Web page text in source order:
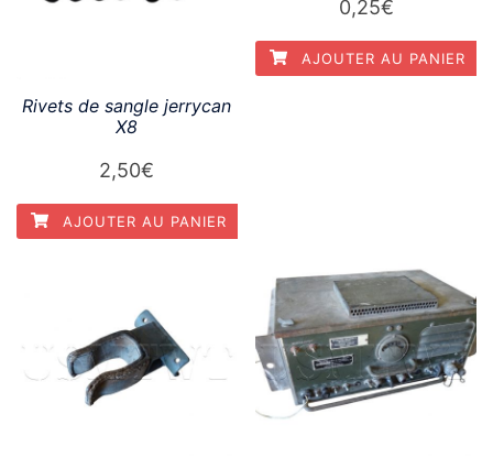
Rivets de sangle jerrycan
X8
2,50€
AJOUTER AU PANIER
0,25€
AJOUTER AU PANIER